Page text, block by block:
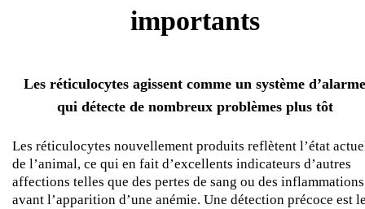
importants
Les réticulocytes agissent comme un système d’alarme
qui détecte de nombreux problèmes plus tôt
Les réticulocytes nouvellement produits reflètent l’état
de l’animal, ce qui en fait d’excellents indicateurs d’autres
affections telles que des pertes de sang ou des inflammations
avant l’apparition d’une anémie. Une détection précoce est